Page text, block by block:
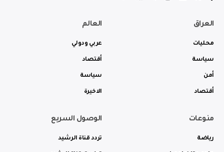
العراق
محليات
سياسة
أمن
أقتصاد
العالم
عربي ودولي
أقتصاد
سياسة
الاخيرة
منوعات
رياضة
الوصول السريع
تردد قناة الرشيد